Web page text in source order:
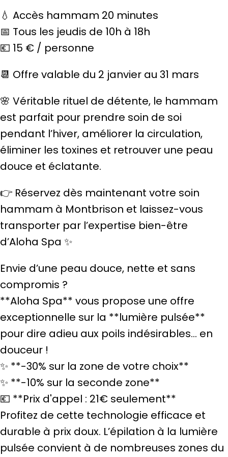
💧 Accès hammam 20 minutes
📅 Tous les jeudis de 10h à 18h
💶 15 € / personne
📆 Offre valable du 2 janvier au 31 mars
🌸 Véritable rituel de détente, le hammam
est parfait pour prendre soin de soi
pendant l’hiver, améliorer la circulation,
éliminer les toxines et retrouver une peau
douce et éclatante.
👉 Réservez dès maintenant votre soin
hammam à Montbrison et laissez-vous
transporter par l’expertise bien-être
d’Aloha Spa ✨
Envie d’une peau douce, nette et sans
compromis ?
**Aloha Spa** vous propose une offre
exceptionnelle sur la **lumière pulsée**
pour dire adieu aux poils indésirables… en
douceur !
✨ **-30% sur la zone de votre choix**
✨ **-10% sur la seconde zone**
💶 **Prix d'appel : 21€ seulement**
Profitez de cette technologie efficace et
durable à prix doux. L’épilation à la lumière
pulsée convient à de nombreuses zones du